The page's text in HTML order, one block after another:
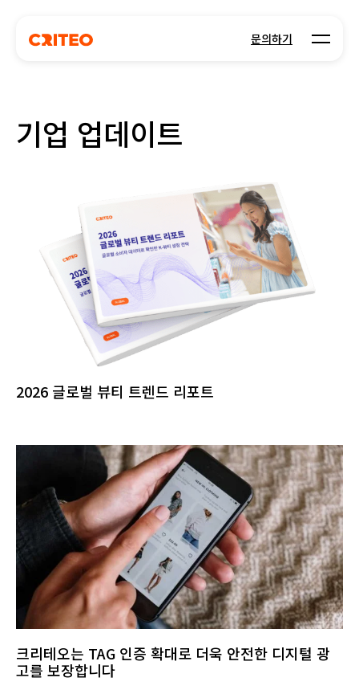
문의하기 Open
기업 업데이트
2026 글로벌 뷰티 트렌드 리포트
크리테오는 TAG 인증 확대로 더욱 안전한 디지털 광
고를 보장합니다